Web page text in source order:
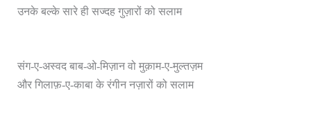
उनके बल्के सारे ही सज्दह गुज़ारों को सलाम
संग-ए-अस्वद बाब-ओ-मिज़ान वो मुक़ाम-ए-मुल्तज़म
और गिलाफ़-ए-काबा के रंगीन नज़ारों को सलाम